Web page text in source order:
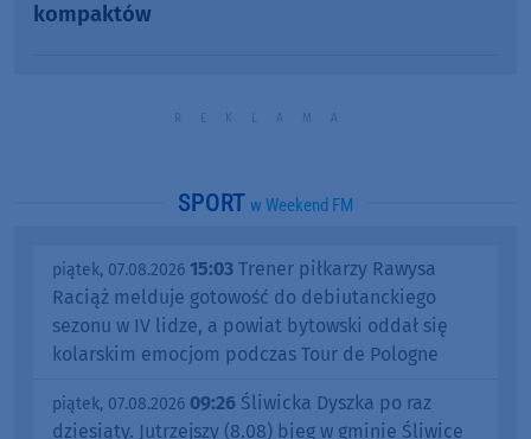
kompaktów
SPORT w Weekend FM
piątek, 07.08.2026 15:03 Trener piłkarzy Rawysa
Raciąż melduje gotowość do debiutanckiego
sezonu w IV lidze, a powiat bytowski oddał się
kolarskim emocjom podczas Tour de Pologne
piątek, 07.08.2026 09:26 Śliwicka Dyszka po raz
dziesiąty. Jutrzejszy (8.08) bieg w gminie Śliwice